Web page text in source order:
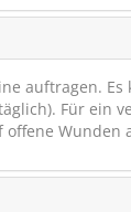
auftragen.
Für ein
Wunden